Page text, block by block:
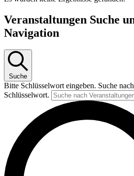
Veranstaltungen Suche
Navigation
Suche
Bitte Schlüsselwort eingeben. Suche
Schlüsselwort.